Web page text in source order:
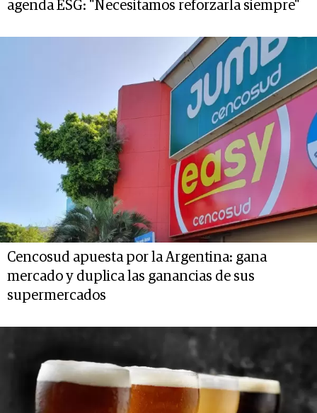
agenda ESG: "Necesitamos reforzarla siempre"
Cencosud apuesta por la Argentina: gana
mercado y duplica las ganancias de sus
supermercados